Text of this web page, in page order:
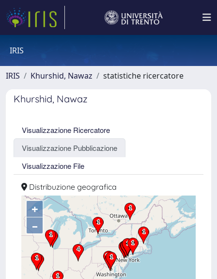
IRIS
IRIS Khurshid, Nawaz statistiche ricercatore
Khurshid, Nawaz
Visualizzazione Ricercatore
Visualizzazione Pubblicazione
Visualizzazione File
Distribuzione geografica
+
–